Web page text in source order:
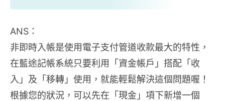
ANS：
非即時入帳是使用電子支付管道收款最大的特性，
在藍途記帳系統只要利用「資金帳戶」搭配「收
入」及「移轉」使用，就能輕鬆解決這個問題喔！
根據您的狀況，可以先在「現金」項下新增一個